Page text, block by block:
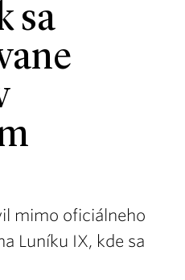
sa
mimo oficiálneho
Luníku IX, kde sa